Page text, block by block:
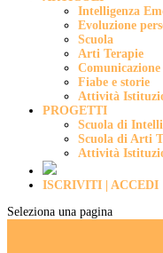
Intelligenza
Evoluzione
Scuola
Arti Terapie
Comunicazione
Fiabe e storie
Attività
PROGETTI
Scuola di
Scuola di Arti
Attività
ISCRIVITI | ACCEDI
Seleziona una pagina